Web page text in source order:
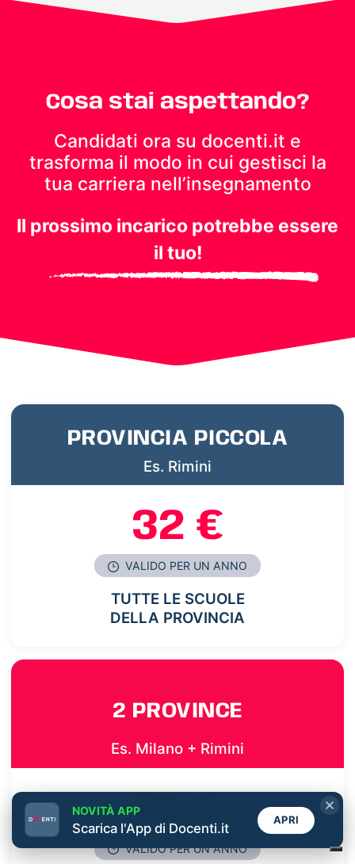
Cosa stai aspettando?
Candidati ora su docenti.it e
trasforma il modo in cui gestisci la
tua carriera nell’insegnamento
Il prossimo incarico potrebbe essere
il tuo!
PROVINCIA PICCOLA
Es. Rimini
32 €
VALIDO PER UN ANNO
TUTTE LE SCUOLE
DELLA PROVINCIA
2 PROVINCE
Es. Milano + Rimini
74 €
VALIDO PER UN ANNO
NOVITÀ APP
Scarica l'App di Docenti.it
APRI